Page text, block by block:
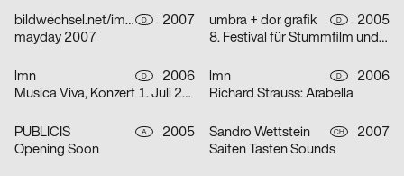
bildwechsel.net/image-shift.net D
2007
mayday 2007
umbra + dor grafik D
2005
8. Festival für Stummfilm und Musik
lmn D
2006
Musica Viva, Konzert 1. Juli 2006
lmn D
2006
Richard Strauss: Arabella
PUBLICIS A
2005
Opening Soon
Sandro Wettstein CH
2007
Saiten Tasten Sounds